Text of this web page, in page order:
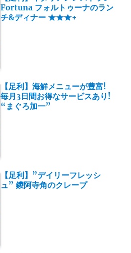
Fortuna フォルトゥーナのラン
チ&ディナー ★★★+
【足利】海鮮メニューが豊富!
毎月3日間お得なサービスあり!
“まぐろ加一”
【足利】”デイリーフレッシ
ュ” 鑁阿寺角のクレープ